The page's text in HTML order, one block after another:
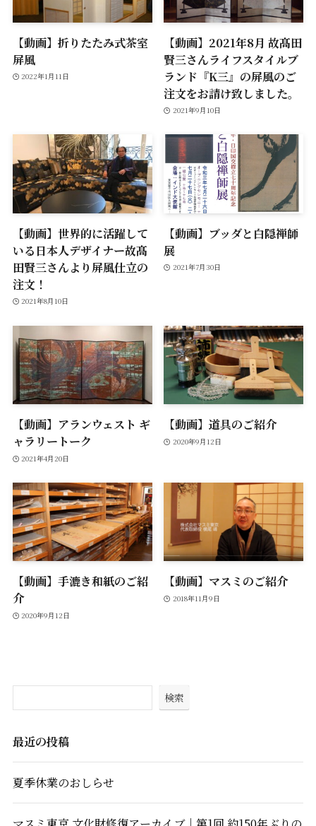
【動画】折りたたみ式茶室
屏風
2022年1月11日
【動画】2021年8月 故髙田
賢三さんライフスタイルブ
ランド『K三』の屏風のご
注文をお請け致しました。
2021年9月10日
【動画】世界的に活躍して
いる日本人デザイナー故髙
田賢三さんより屏風仕立の
注文！
2021年8月10日
【動画】ブッダと白隠禅師
展
2021年7月30日
【動画】アランウェスト ギ
ャラリートーク
2021年4月20日
【動画】道具のご紹介
2020年9月12日
【動画】手漉き和紙のご紹
介
2020年9月12日
【動画】マスミのご紹介
2018年11月9日
検索
最近の投稿
夏季休業のおしらせ